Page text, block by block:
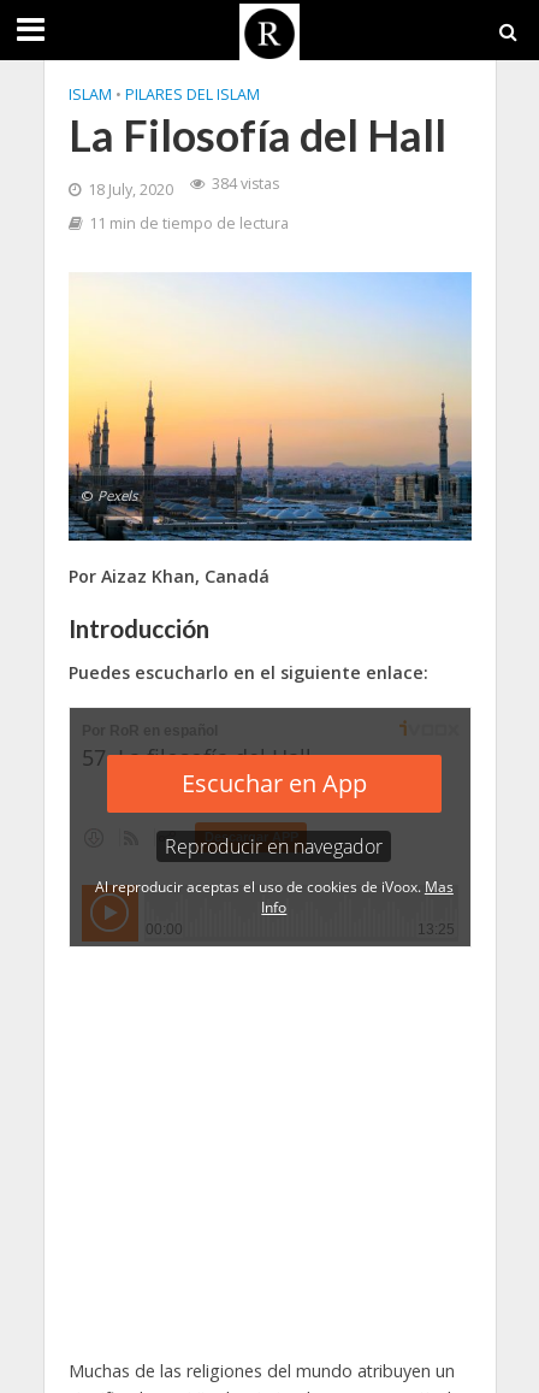
ISLAM • PILARES DEL ISLAM
La Filosofía del Hall
18 July, 2020
384 vistas
11 min de tiempo de lectura
© Pexels
Por Aizaz Khan, Canadá
Introducción
Puedes escucharlo en el siguiente enlace:
Muchas de las religiones del mundo atribuyen un